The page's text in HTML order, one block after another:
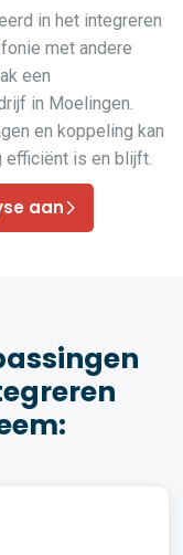
in het integreren
met andere
een
in Moelingen.
en koppeling kan
efficiënt is en blijft.
aan